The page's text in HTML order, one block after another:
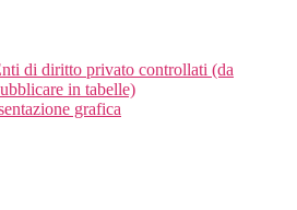
di diritto privato controllati (da
in tabelle)
grafica